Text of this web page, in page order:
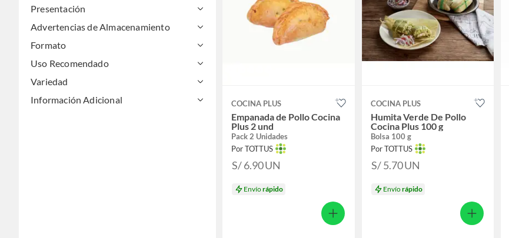
Presentación
Advertencias de Almacenamiento
Formato
Uso Recomendado
Variedad
Información Adicional
COCINA PLUS
Empanada de Pollo Cocina
Plus 2 und
Pack 2 Unidades
Por TOTTUS
S/ 6.90UN
Envíorápido
COCINA PLUS
Humita Verde De Pollo
Cocina Plus 100 g
Bolsa 100 g
Por TOTTUS
S/ 5.70UN
Envíorápido